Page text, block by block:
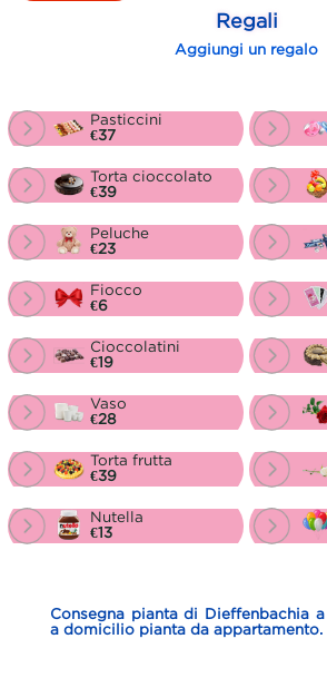
Regali
Aggiungi un regalo
Pasticcini
€37
Torta cioccolato
€39
Peluche
€23
Fiocco
€6
Cioccolatini
€19
Vaso
€28
Torta frutta
€39
Nutella
€13
Consegna pianta di Dieffenbachia
a domicilio pianta da appartamento.